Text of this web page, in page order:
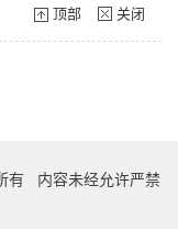
顶部 关闭
有 内容未经允许严禁